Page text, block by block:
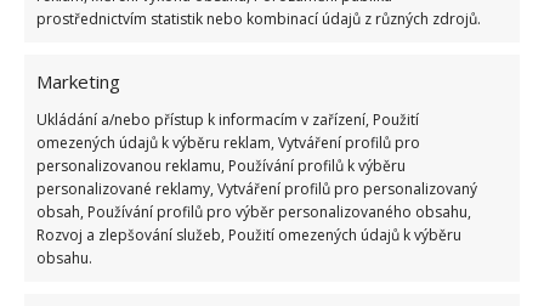
prostřednictvím statistik nebo kombinací údajů z různých zdrojů.
Marketing
Ukládání a/nebo přístup k informacím v zařízení, Použití
omezených údajů k výběru reklam, Vytváření profilů pro
personalizovanou reklamu, Používání profilů k výběru
personalizované reklamy, Vytváření profilů pro personalizovaný
obsah, Používání profilů pro výběr personalizovaného obsahu,
Rozvoj a zlepšování služeb, Použití omezených údajů k výběru
obsahu.
Kdo je zažil, bez problému získá 12 ze 12 bodů
Test znalostí o každodenní realitě za
komunismu: 10 retro otázek ukáže, kdo má
dobrý přehled
23.6.2026